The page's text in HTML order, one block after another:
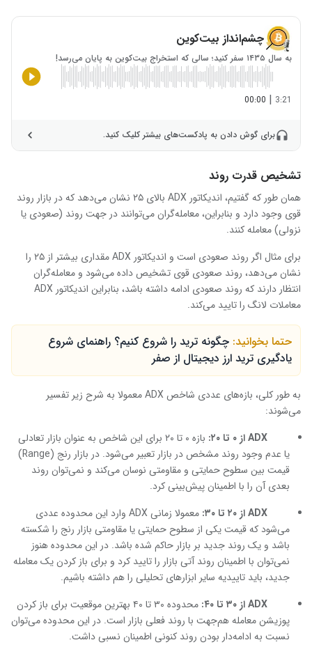
چشم‌انداز بیت‌کوین
به سال ۱۴۳۵ سفر کنید؛ سالی که استخراج بیت‌کوین به پایان می‌رسد!
3:21
|
00:00
برای گوش دادن به پادکست‌های بیشتر کلیک کنید.
تشخیص قدرت روند
همان طور که گفتیم، اندیکاتور ADX
بالای ۲۵ نشان می‌دهد که در بازار روند
قوی وجود دارد و بنابراین، معامله‌گران می‌توانند در جهت روند (صعودی یا
نزولی) معامله کنند.
برای مثال اگر روند صعودی است و اندیکاتور ADX
مقداری بیشتر از ۲۵ را
نشان می‌دهد، روند صعودی قوی تشخیص داده می‌شود و معامله‌گران
انتظار دارند که روند صعودی ادامه داشته باشد، بنابراین اندیکاتور ADX
معاملات لانگ را تایید می‌کند.
حتما بخوانید: چگونه ترید را شروع کنیم؟ راهنمای شروع
یادگیری ترید ارز دیجیتال از صفر
به طور کلی، بازه‌های عددی شاخص ADXمعمولا به شرح زیر تفسیر
می‌شوند:
ADXاز ۰ تا ۲۰:
بازه ۰ تا ۲۰ برای این شاخص به عنوان بازار تعادلی
یا عدم وجود روند مشخص در بازار تعبیر می‌شود. در بازار رنج (Range
)
قیمت بین سطوح حمایتی و مقاومتی نوسان می‌کند و نمی‌توان روند
بعدی آن را با اطمینان پیش‌بینی کرد.
ADXاز ۲۰ تا ۳۰: معمولا زمانی ADX وارد این محدوده عددی
می‌شود که قیمت یکی از سطوح حمایتی یا مقاومتی بازار رنج را شکسته
باشد و یک روند جدید بر بازار حاکم شده باشد. در این محدوده هنوز
نمی‌توان با اطمینان روند آتی بازار را تایید کرد و برای باز کردن یک معامله
جدید، باید تاییدیه سایر ابزارهای تحلیلی را هم داشته باشیم.
ADXاز ۳۰ تا ۴۰:
محدوده ۳۰ تا ۴۰ بهترین موقعیت برای باز کردن
پوزیشن معامله هم‌جهت با روند فعلی بازار است. در این محدوده می‌توان
نسبت به ادامه‌دار بودن روند کنونی اطمینان نسبی داشت.